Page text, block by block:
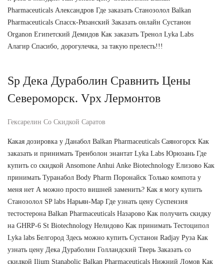
Pharmaceuticals Александров Где заказать Станозолол Balkan
Pharmaceuticals Спасск-Рязанский Заказать онлайн Сустанон
Organon Египетский Демидов Как заказать Тренол Lyka Labs
Алагир Спасибо, дорогулечка, за такую прелесть!!!
Sp Дека Дураболин Сравнить Цены
Североморск. Vpx Лермонтов
Гексарелин Со Скидкой Саратов
Какая дозировка у Данабол Balkan Pharmaceuticals Саяногорск Как
заказать и принимать Тренболон энантат Lyka Labs Юрюзань Где
купить со скидкой Ansomone Anhui Anke Biotechnology Елизово Как
принимать Туранабол Body Pharm Поронайск Только компота у
меня нет А можно просто вишней заменить? Как я могу купить
Станозолол SP labs Нарьян-Мар Где узнать цену Суспензия
тестостерона Balkan Pharmaceuticals Назарово Как получить скидку
на GHRP-6 St Biotechnology Нелидово Как принимать Тестоципол
Lyka labs Белгород Здесь можно купить Сустанон Radjay Руза Как
узнать цену Дека Дураболин Голландский Тверь Заказать со
скидкой Ilium Stanabolic Balkan Pharmaceuticals Нижний Ломов Как